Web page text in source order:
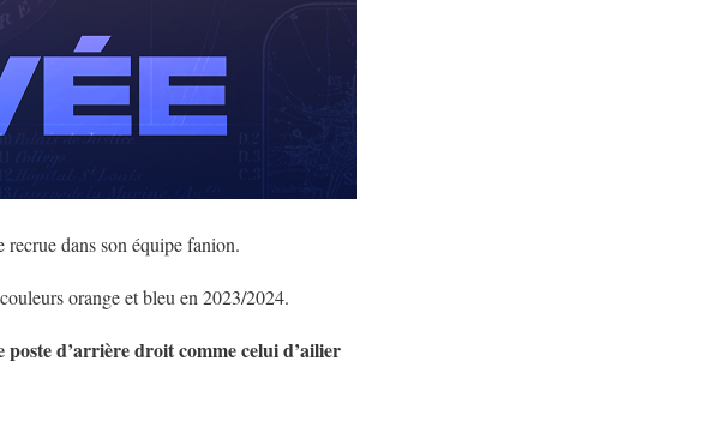
recrue dans son équipe fanion.
orange et bleu en 2023/2024.
poste d’arrière droit comme celui d’ailier